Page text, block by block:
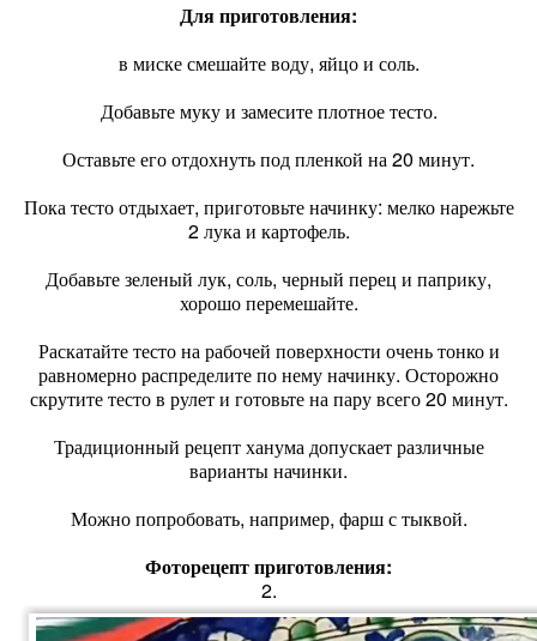
Для приготовления:
в миске смешайте воду, яйцо и соль.
Добавьте муку и замесите плотное тесто.
Оставьте его отдохнуть под пленкой на 20 минут.
Пока тесто отдыхает, приготовьте начинку: мелко нарежьте
2 лука и картофель.
Добавьте зеленый лук, соль, черный перец и паприку,
хорошо перемешайте.
Раскатайте тесто на рабочей поверхности очень тонко и
равномерно распределите по нему начинку. Осторожно
скрутите тесто в рулет и готовьте на пару всего 20 минут.
Традиционный рецепт ханума допускает различные
варианты начинки.
Можно попробовать, например, фарш с тыквой.
Фоторецепт приготовления:
2.